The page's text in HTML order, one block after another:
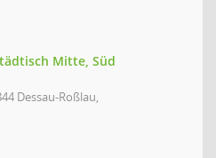
Mitte, Süd
Dessau-Roßlau,